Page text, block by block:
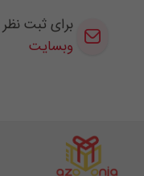
برای ثبت
وبسایت